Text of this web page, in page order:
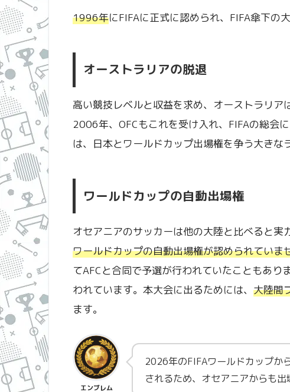
1996年にFIFAに正式に認められ、FIFA傘下の
オーストラリアの脱退
高い競技レベルと収益を求め、オーストラリア
2006年、OFCもこれを受け入れ、FIFAの総会
は、日本とワールドカップ出場権を争う大きな
ワールドカップの自動出場権
オセアニアのサッカーは他の大陸と比べると実
ワールドカップの自動出場権が認められていま
てAFCと合同で予選が行われていたこともあり
われています。本大会に出るためには、 大陸間
ます。
エンブレム
2026年のFIFAワールドカップか
されるため、オセアニアからも出